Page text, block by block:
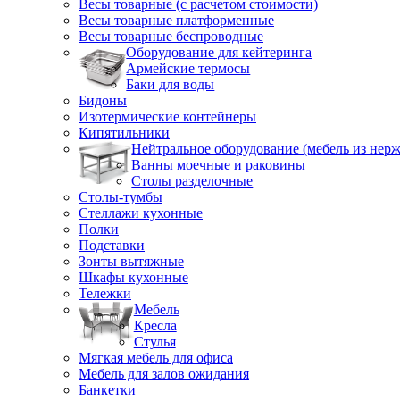
Весы товарные (с расчетом стоимости)
Весы товарные платформенные
Весы товарные беспроводные
Оборудование для кейтеринга
Армейские термосы
Баки для воды
Бидоны
Изотермические контейнеры
Кипятильники
Нейтральное оборудование (мебель из
Ванны моечные и раковины
Столы разделочные
Столы-тумбы
Стеллажи кухонные
Полки
Подставки
Зонты вытяжные
Шкафы кухонные
Тележки
Мебель
Кресла
Стулья
Мягкая мебель для офиса
Мебель для залов ожидания
Банкетки